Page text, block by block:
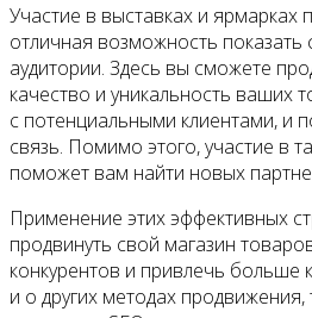
Участие в выставках и ярмарках
отличная возможность
аудитории. Здесь вы сможете
качество и уникальность ваших
с потенциальными клиентами, и
связь. Помимо этого, участие в
поможет вам найти новых
Применение этих эффективных
продвинуть свой магазин
конкурентов и привлечь больше
и о других методах продвижения,